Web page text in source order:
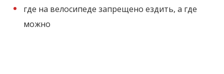
где на велосипеде запрещено ездить, а где
можно